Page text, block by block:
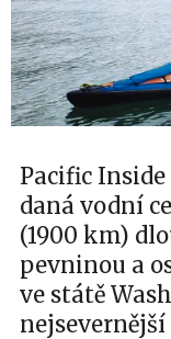
Pacific
daná vodní
(1900 km)
pevninou a
ve státě